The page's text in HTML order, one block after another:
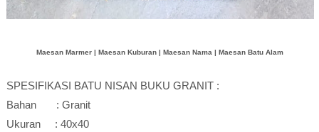
Maesan Marmer | Maesan Kuburan | Maesan Nama | Maesan Batu Alam
SPESIFIKASI BATU NISAN BUKU GRANIT :
Bahan : Granit
Ukuran : 40x40